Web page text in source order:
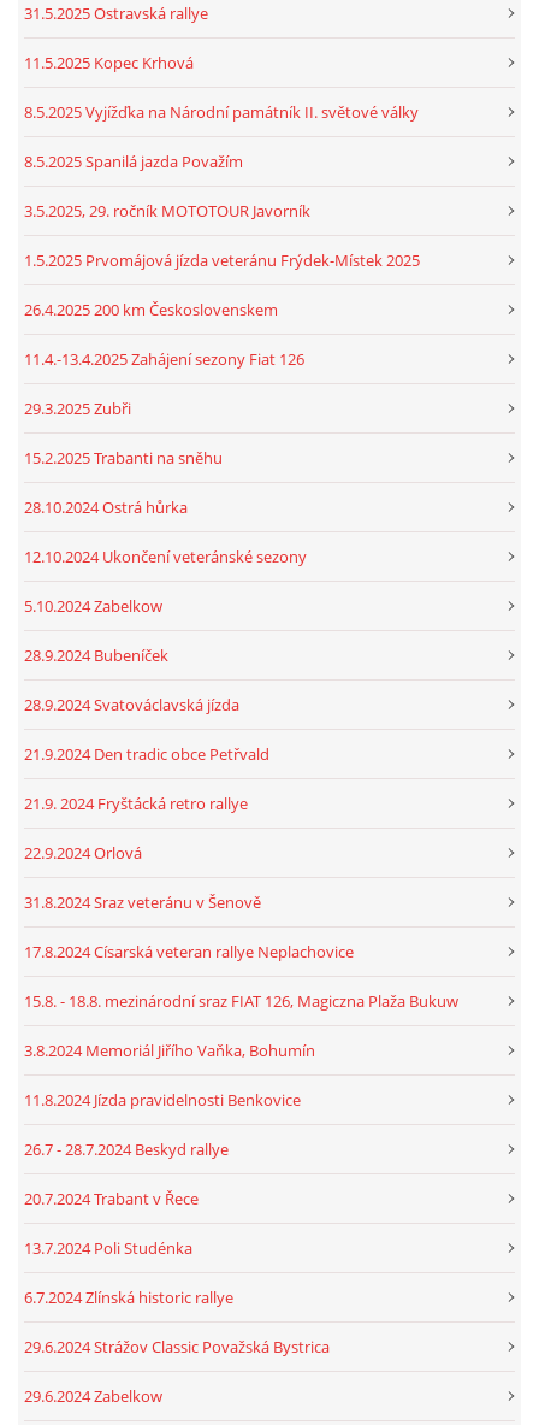
31.5.2025 Ostravská rallye
11.5.2025 Kopec Krhová
8.5.2025 Vyjížďka na Národní památník II. světové války
8.5.2025 Spanilá jazda Považím
3.5.2025, 29. ročník MOTOTOUR Javorník
1.5.2025 Prvomájová jízda veteránu Frýdek-Místek 2025
26.4.2025 200 km Československem
11.4.-13.4.2025 Zahájení sezony Fiat 126
29.3.2025 Zubři
15.2.2025 Trabanti na sněhu
28.10.2024 Ostrá hůrka
12.10.2024 Ukončení veteránské sezony
5.10.2024 Zabelkow
28.9.2024 Bubeníček
28.9.2024 Svatováclavská jízda
21.9.2024 Den tradic obce Petřvald
21.9. 2024 Fryštácká retro rallye
22.9.2024 Orlová
31.8.2024 Sraz veteránu v Šenově
17.8.2024 Císarská veteran rallye Neplachovice
15.8. - 18.8. mezinárodní sraz FIAT 126, Magiczna Plaža Bukuw
3.8.2024 Memoriál Jiřího Vaňka, Bohumín
11.8.2024 Jízda pravidelnosti Benkovice
26.7 - 28.7.2024 Beskyd rallye
20.7.2024 Trabant v Řece
13.7.2024 Poli Studénka
6.7.2024 Zlínská historic rallye
29.6.2024 Strážov Classic Považská Bystrica
29.6.2024 Zabelkow